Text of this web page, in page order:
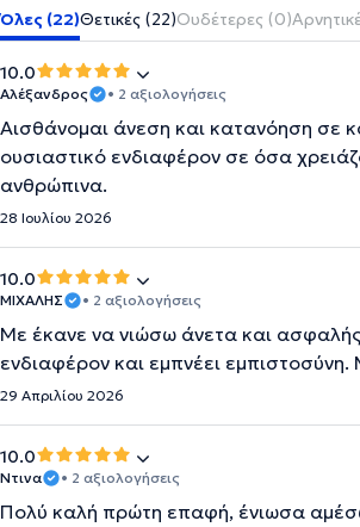
Όλες (22)Θετικές (22)Ουδέτερες (0)
10.0
Αλέξανδρος • 2 αξιολογήσεις
Αισθάνομαι άνεση και κατανόηση σε
ουσιαστικό ενδιαφέρον σε όσα
ανθρώπινα.
28 Ιουλίου 2026
10.0
ΜΙΧΑΛΗΣ • 2 αξιολογήσεις
Με έκανε να νιώσω άνετα και
ενδιαφέρον και εμπνέει
29 Απριλίου 2026
10.0
Ντινα • 2 αξιολογήσεις
Πολύ καλή πρώτη επαφή, ένιωσα